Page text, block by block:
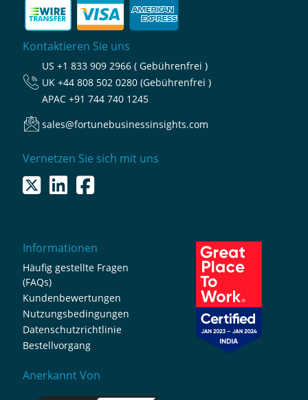
Kontaktieren Sie uns
US +1 833 909 2966 ( Gebührenfrei )
UK +44 808 502 0280 (Gebührenfrei )
APAC +91 744 740 1245
sales@fortunebusinessinsights.com
Vernetzen Sie sich mit uns
Informationen
Häufig gestellte Fragen
(FAQs)
Kundenbewertungen
Nutzungsbedingungen
Datenschutzrichtlinie
Bestellvorgang
Anerkannt Von